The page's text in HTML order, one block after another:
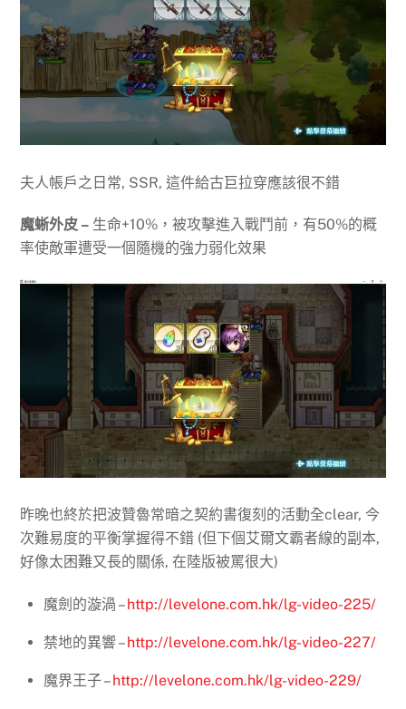
夫人帳戶之日常, SSR, 這件給古巨拉穿應該很不錯
魔蜥外皮 – 生命+10%，被攻擊進入戰鬥前，有50%的概
率使敵軍遭受一個隨機的強力弱化效果
昨晚也終於把波贊魯常暗之契約書復刻的活動全clear, 今
次難易度的平衡掌握得不錯 (但下個艾爾文霸者線的副本,
好像太困難又長的關係, 在陸版被罵很大)
魔劍的漩渦 – http://levelone.com.hk/lg-video-225/
禁地的異響 – http://levelone.com.hk/lg-video-227/
魔界王子 – http://levelone.com.hk/lg-video-229/